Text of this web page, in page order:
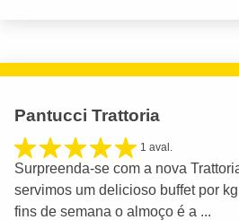
Pantucci Trattoria
1 aval.
Surpreenda-se com a nova
servimos um delicioso buffet por
fins de semana o almoço é a ...